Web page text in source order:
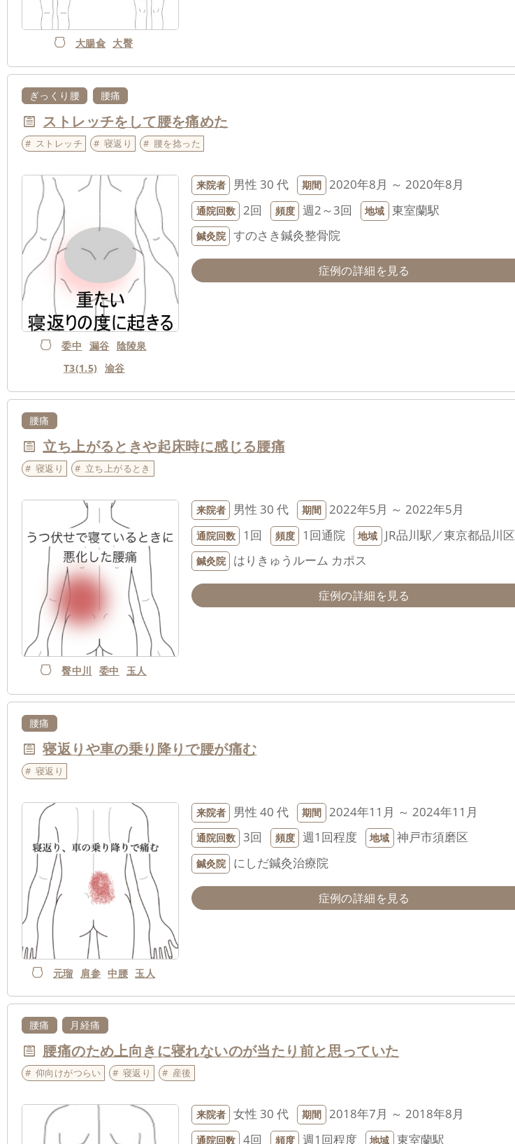
大腸兪 大臀
ぎっくり腰 腰痛
ストレッチをして腰を痛めた
ストレッチ 寝返り 腰を捻った
委中 漏谷 陰陵泉
T3(1.5)
渝谷
来院者 男性 30 代 期間 2020年8月 ～ 2020年8月
通院回数 2回 頻度 週2～3回 地域 東室蘭駅
鍼灸院 すのさき鍼灸整骨院
症例の詳細を見る
腰痛
立ち上がるときや起床時に感じる腰痛
寝返り 立ち上がるとき
臀中川 委中 玉人
来院者 男性 30 代 期間 2022年5月 ～ 2022年5月
通院回数 1回 頻度 1回通院 地域 JR品川駅／東京都品川区
鍼灸院 はりきゅうルーム カポス
症例の詳細を見る
腰痛
寝返りや車の乗り降りで腰が痛む
寝返り
元瑠 肩参 中腰 玉人
来院者 男性 40 代 期間 2024年11月 ～ 2024年11月
通院回数 3回 頻度 週1回程度 地域 神戸市須磨区
鍼灸院 にしだ鍼灸治療院
症例の詳細を見る
腰痛 月経痛
腰痛のため上向きに寝れないのが当たり前と思っていた
仰向けがつらい 寝返り 産後
来院者 女性 30 代 期間 2018年7月 ～ 2018年8月
通院回数 4回 頻度 週1回程度 地域 東室蘭駅